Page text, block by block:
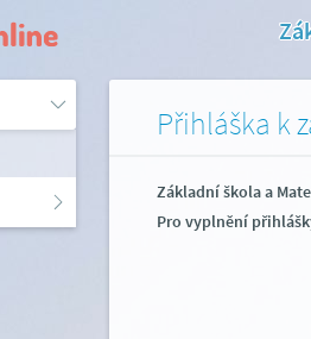
Přihláška k
Základní škola a
Pro vyplnění